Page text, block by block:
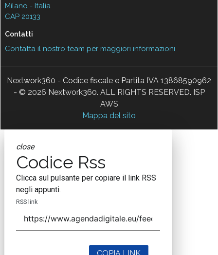
Milano - Italia
CAP 20133
Contatti
Contatta il nostro team per maggiori informazioni
Nextwork360 - Codice fiscale e Partita IVA 13868590962
- © 2026 Nextwork360. ALL RIGHTS RESERVED. ISP
AWS
Mappa del sito
close
Codice Rss
Clicca sul pulsante per copiare il link RSS
negli appunti.
RSS link
COPIA LINK